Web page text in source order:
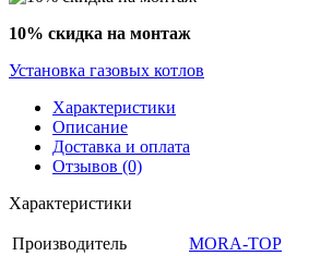
10% скидка на монтаж
Установка газовых котлов
Характеристики
Описание
Доставка и оплата
Отзывов (0)
Характеристики
Производитель
MORA-TOP